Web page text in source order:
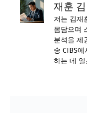
재훈 김
저는 김재
몸담으며
분석을 제
송 CIBS
하는 데